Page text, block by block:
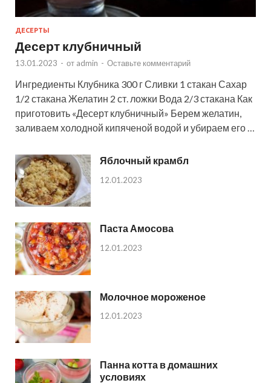
ДЕСЕРТЫ
Десерт клубничный
13.01.2023 - от admin - Оставьте комментарий
Ингредиенты Клубника 300 г Сливки 1 стакан Сахар
1/2 стакана Желатин 2 ст. ложки Вода 2/3 стакана Как
приготовить «Десерт клубничный» Берем желатин,
заливаем холодной кипяченой водой и убираем его …
Яблочный крамбл
12.01.2023
Паста Амосова
12.01.2023
Молочное мороженое
12.01.2023
Панна котта в домашних
условиях